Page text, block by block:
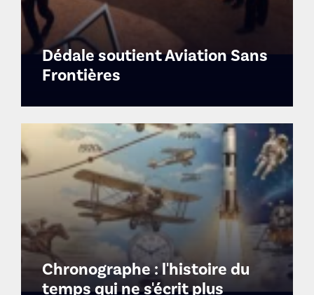
Dédale soutient Aviation Sans
Frontières
Chronographe : l'histoire du
temps qui ne s'écrit plus